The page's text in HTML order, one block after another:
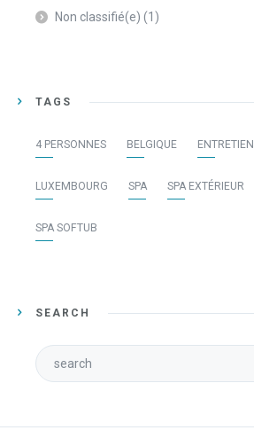
Non classifié(e) (1)
TAGS
4 PERSONNES BELGIQUE ENTRETIEN
LUXEMBOURG SPA SPA EXTÉRIEUR
SPA SOFTUB
SEARCH